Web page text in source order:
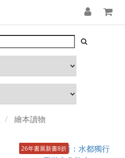
繪本讀物
26年書展新書8折